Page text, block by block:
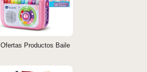
Ofertas Productos Baile